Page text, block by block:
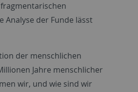
der Funde lässt
der menschlichen
Jahre menschlicher
wir, und wie sind wir